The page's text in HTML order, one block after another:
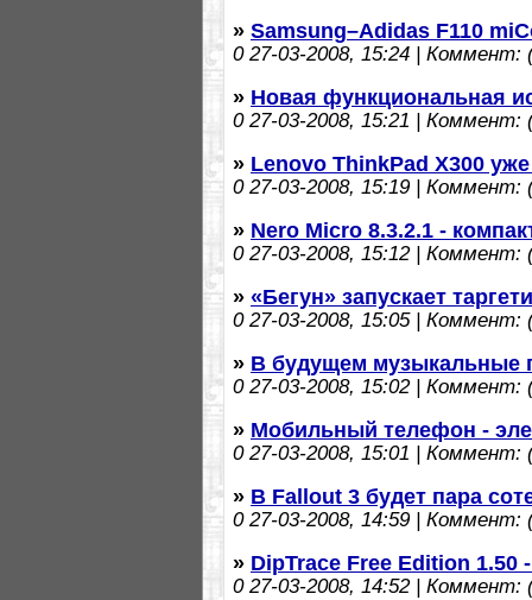
» Samsung–Adidas F110
027-03-2008, 15:24 | Коммент:
» Новая функциональная
027-03-2008, 15:21 | Коммент:
» Lenovo ThinkPad X300
027-03-2008, 15:19 | Коммент:
» Nero Micro 8.3.2.1 -
027-03-2008, 15:12 | Коммент:
» «Бегун» запускает
027-03-2008, 15:05 | Коммент:
» В будущем музыкальные
027-03-2008, 15:02 | Коммент:
» Мобильный телефон -
027-03-2008, 15:01 | Коммент:
» В Fallout 3 будет пара
027-03-2008, 14:59 | Коммент:
» DipTrace Free Edition
027-03-2008, 14:52 | Коммент: